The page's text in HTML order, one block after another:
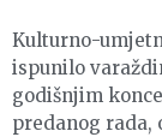
Kulturno-
ispunilo
godišnjim
predanog